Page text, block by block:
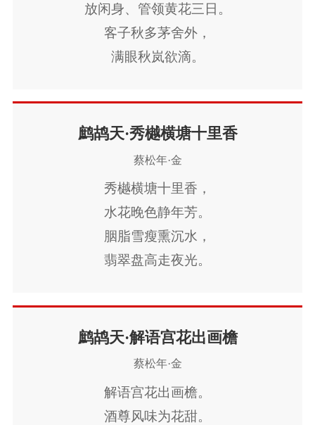
放闲身、管领黄花三日。
客子秋多茅舍外，
满眼秋岚欲滴。
澄江爽气，
染出千林赤。
感时怀古，
千古栗里高情，
雄豪割据，
戏马空陈迹。
醉里谁能知许事，
九层飞观，
唤取穿云笛。
凉蟾有意，
为人点破空碧。
鹧鸪天·秀樾横塘十里香
蔡松年·金
秀樾横塘十里香，
水花晚色静年芳。
胭脂雪瘦熏沉水，
翡翠盘高走夜光。
月波长，
暮云秋影蘸潇湘。
醉魂应逐凌波梦，
鹧鸪天·解语宫花出画檐
蔡松年·金
解语宫花出画檐。
酒尊风味为花甜。